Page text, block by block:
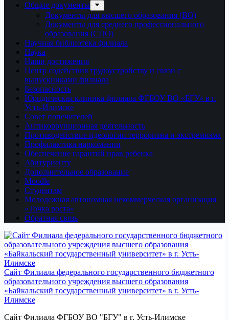
Общие документы
Документы для высшего образования (ВО)
Документы для среднего профессионального
образования (СПО)
Научная библиотека филиала
Наука
Наши достижения
Центр содействия трудоустройству и связи с
выпускниками филиала
Безопасность
Юридическая клиника филиала ФГБОУ ВО «БГУ» в г.
Усть-Илимске
Совет попечителей
Антикоррупционная деятельность
Противодействие идеологии терроризма и экстремизма
Профилактика наркомании
Обеспечение гарантий прав ребенка
Абитуриенту
Дополнительное образование
Moodle
Студентам
Молодежная автономная некоммерческая организация
«Точка роста»
Обратная связь
Сайт Филиала федерального государственного бюджетного
образовательного учреждения высшего образования
«Байкальский государственный университет» в г. Усть-
Илимске
Сайт Филиала ФГБОУ ВО "БГУ" в г. Усть-Илимске